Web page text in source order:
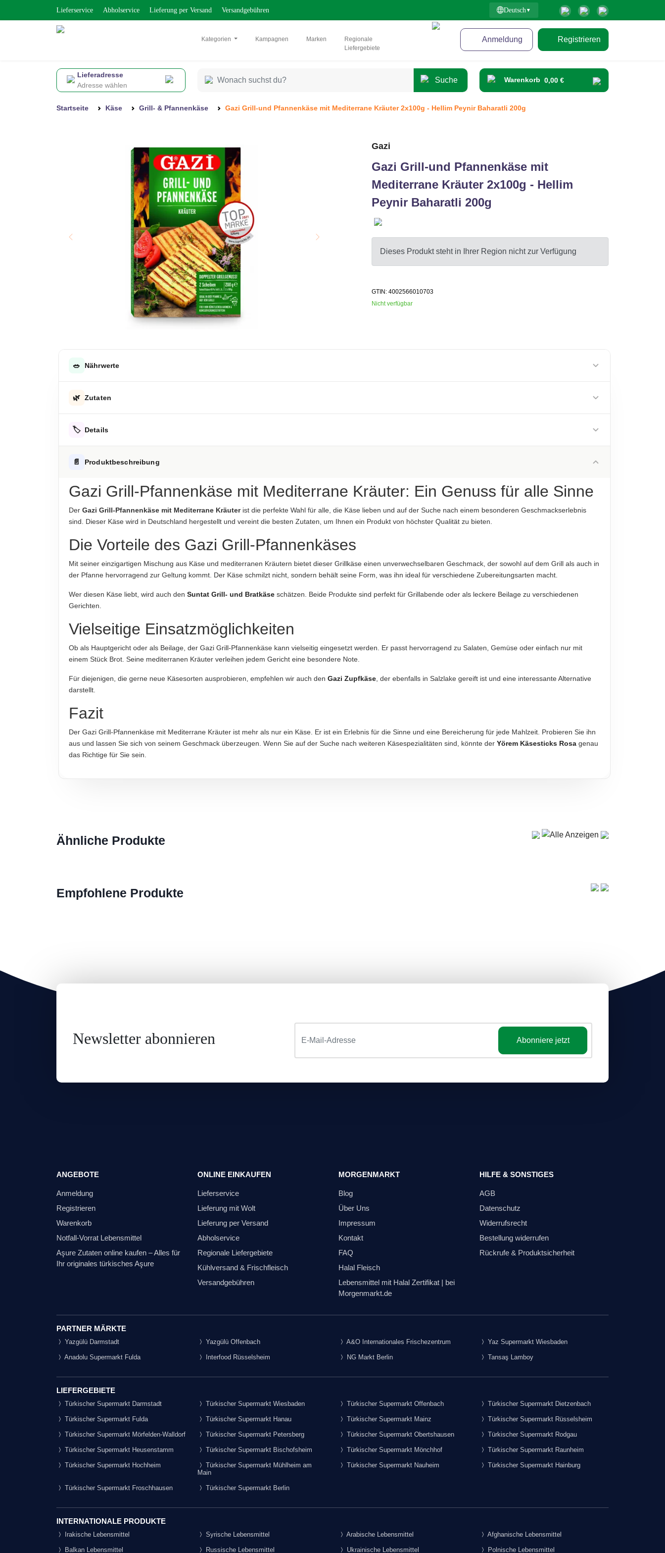
Lieferservice Abholservice Lieferung per Versand Versandgebühren Deutsch
Kategorien Kampagnen Marken
Regionale
Liefergebiete
Registrieren
Anmeldung
Lieferadresse
Adresse wählen
Warenkorb 0,00 €
Startseite Käse Grill- & Pfannenkäse Gazi Grill-und Pfannenkäse mit Mediterrane Kräuter 2x100g - Hellim Peynir Baharatli 200g
Gazi
Gazi Grill-und Pfannenkäse mit
Mediterrane Kräuter 2x100g - Hellim
Peynir Baharatli 200g
Dieses Produkt steht in Ihrer Region nicht zur Verfügung
GTIN: 4002566010703
Nicht verfügbar
🥗 Nährwerte
Energie
-davon gesättigte Fettsäuren 16.7 g
Eiweiß
Hinweis zur Haftung: Für die vorstehenden Angaben wird keine Haftung übernommen. Bitte prüfen Sie die Angaben auf der jeweiligen Produktverpackung; nur diese sind verbindlich.
🌿 Zutaten
🏷️ Details
ALLERGENHINWEISE
AUFBEWAHRUNGSHINWEIS
HERKUNFTSLAND
Für die vorstehenden Angaben wird keine Haftung übernommen...
2pcs 200g
HERSTELLER
Garmo AG, Josef-Dietzgen-Straße 1, 53773 Hennef, Deutschland
Hinweis zur Haftung: Für die vorstehenden Angaben wird keine Haftung übernommen. Bitte prüfen Sie die Angaben auf der jeweiligen Produktverpackung; nur diese sind verbindlich.
📄 Produktbeschreibung
Gazi Grill-Pfannenkäse mit Mediterrane Kräuter: Ein Genuss für alle Sinne
Der Gazi Grill-Pfannenkäse mit Mediterrane Kräuterist die perfekte Wahl für alle, die Käse lieben und auf der Suche nach einem besonderen Geschmackserlebnis
sind. Dieser Käse wird in Deutschland hergestellt und vereint die besten Zutaten, um Ihnen ein Produkt von höchster Qualität zu bieten.
Die Vorteile des Gazi Grill-Pfannenkäses
Mit seiner einzigartigen Mischung aus Käse und mediterranen Kräutern bietet dieser Grillkäse einen unverwechselbaren Geschmack, der sowohl auf dem Grill als auch in
der Pfanne hervorragend zur Geltung kommt. Der Käse schmilzt nicht, sondern behält seine Form, was ihn ideal für verschiedene Zubereitungsarten macht.
Wer diesen Käse liebt, wird auch den Suntat Grill- und Bratkäse schätzen. Beide Produkte sind perfekt für Grillabende oder als leckere Beilage zu verschiedenen
Gerichten.
Vielseitige Einsatzmöglichkeiten
Ob als Hauptgericht oder als Beilage, der Gazi Grill-Pfannenkäse kann vielseitig eingesetzt werden. Er passt hervorragend zu Salaten, Gemüse oder einfach nur mit
einem Stück Brot. Seine mediterranen Kräuter verleihen jedem Gericht eine besondere Note.
Für diejenigen, die gerne neue Käsesorten ausprobieren, empfehlen wir auch den Gazi Zupfkäse , der ebenfalls in Salzlake gereift ist und eine interessante Alternative
darstellt.
Fazit
Der Gazi Grill-Pfannenkäse mit Mediterrane Kräuter ist mehr als nur ein Käse. Er ist ein Erlebnis für die Sinne und eine Bereicherung für jede Mahlzeit. Probieren Sie ihn
aus und lassen Sie sich von seinem Geschmack überzeugen. Wenn Sie auf der Suche nach weiteren Käsespezialitäten sind, könnte der Yörem Käsesticks Rosa genau
das Richtige für Sie sein.
Ähnliche Produkte
Empfohlene Produkte
Newsletter abonnieren Abonniere jetzt
ANGEBOTE
Anmeldung
Registrieren
Warenkorb
Notfall-Vorrat Lebensmittel
Aşure Zutaten online kaufen – Alles für
Ihr originales türkisches Aşure
ONLINE EINKAUFEN
Lieferservice
Lieferung mit Wolt
Lieferung per Versand
Abholservice
Regionale Liefergebiete
Kühlversand & Frischfleisch
Versandgebühren
MORGENMARKT
Blog
Über Uns
Impressum
Kontakt
FAQ
Halal Fleisch
Lebensmittel mit Halal Zertifikat | bei
Morgenmarkt.de
HILFE & SONSTIGES
AGB
Datenschutz
Widerrufsrecht
Bestellung widerrufen
Rückrufe & Produktsicherheit
PARTNER MÄRKTE
Yazgülü Darmstadt Yazgülü Offenbach A&O Internationales Frischezentrum Yaz Supermarkt Wiesbaden
Anadolu Supermarkt Fulda Interfood Rüsselsheim NG Markt Berlin Tansaş Lamboy
LIEFERGEBIETE
Türkischer Supermarkt Darmstadt Türkischer Supermarkt Wiesbaden Türkischer Supermarkt Offenbach Türkischer Supermarkt Dietzenbach
Türkischer Supermarkt Fulda Türkischer Supermarkt Hanau Türkischer Supermarkt Mainz Türkischer Supermarkt Rüsselsheim
Türkischer Supermarkt Mörfelden-Walldorf Türkischer Supermarkt Petersberg Türkischer Supermarkt Obertshausen Türkischer Supermarkt Rodgau
Türkischer Supermarkt Heusenstamm Türkischer Supermarkt Bischofsheim Türkischer Supermarkt Mönchhof Türkischer Supermarkt Raunheim
Türkischer Supermarkt Hochheim
Türkischer Supermarkt Mühlheim am
Main
Türkischer Supermarkt Nauheim Türkischer Supermarkt Hainburg
Türkischer Supermarkt Froschhausen Türkischer Supermarkt Berlin
INTERNATIONALE PRODUKTE
Irakische Lebensmittel Syrische Lebensmittel Arabische Lebensmittel Afghanische Lebensmittel
Balkan Lebensmittel Russische Lebensmittel Ukrainische Lebensmittel Polnische Lebensmittel